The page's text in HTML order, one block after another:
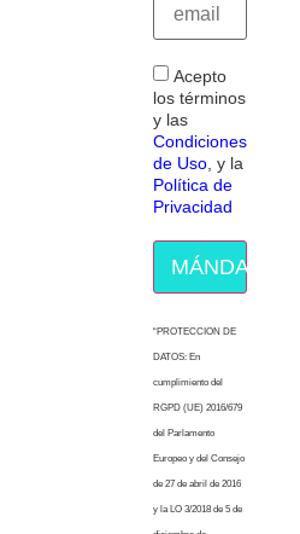
Acepto
los términos
y las
Condiciones
de Uso , y la
Política de
Privacidad
MÁNDAME
“PROTECCION DE
DATOS: En
cumplimiento del
RGPD (UE) 2016/679
del Parlamento
Europeo y del Consejo
de 27 de abril de 2016
y la LO 3/2018 de 5 de